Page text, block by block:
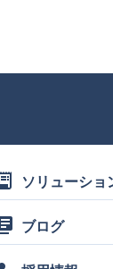
ソリューショ
ブログ